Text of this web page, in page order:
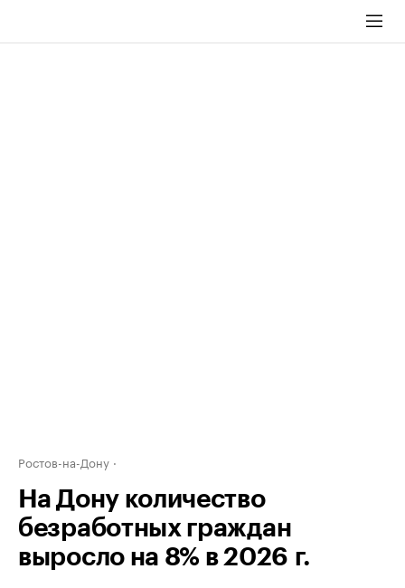
Ростов-на-Дону
На Дону количество
безработных граждан
выросло на 8% в 2026 г.